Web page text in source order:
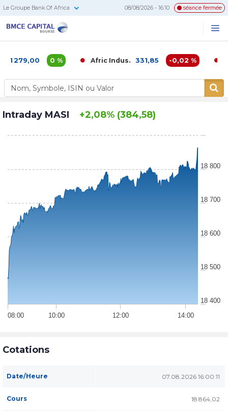
Le Groupe Bank Of Africa 08/08/2026 - 16:10 séance fermée
0 % Afric Indus. 331,85 -0,02 %
Intraday MASI +2,08% (384,58)
10:00 12:00
08:00 14:00
18 400
18 500
18 600
18 700
18 800
Cotations
Date/Heure 07.08.2026 16:00:11
Cours 18 864,02